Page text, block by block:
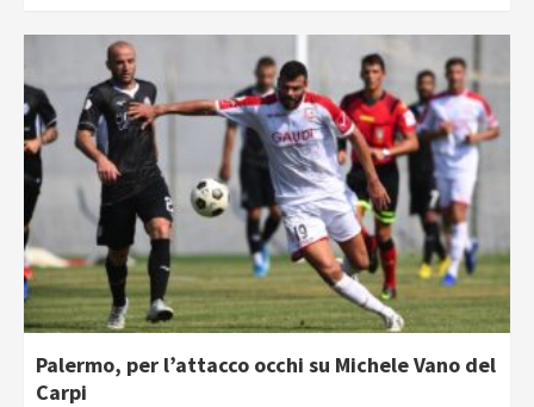
Palermo, per l’attacco occhi su Michele Vano del
Carpi